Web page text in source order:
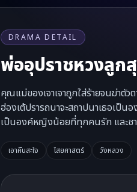
DRAMA DETAIL
พ่ออุปราชหวงลูก
คุณแม่ของเจาเจาถูกใส่ร้ายจนฆ่าตัว
ฮ่องเต้ปรารถนาจะสถาปนาเธอเป็น
เป็นองค์หญิงน้อยที่ทุกคนรัก และชา
เอาคืนสะใจ ไสยศาสตร์ วังหลวง